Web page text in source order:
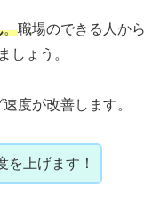
。職場のできる人から
しょう。
度が改善します。
を上げます！